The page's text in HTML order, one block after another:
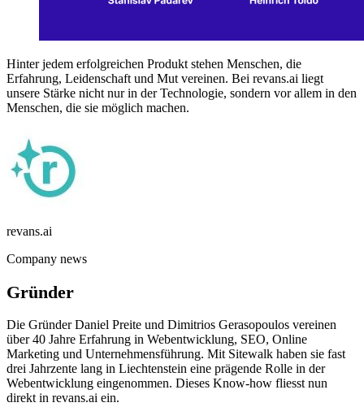
Hinter jedem erfolgreichen Produkt stehen Menschen, die
Erfahrung, Leidenschaft und Mut vereinen. Bei revans.ai liegt
unsere Stärke nicht nur in der Technologie, sondern vor allem in den
Menschen, die sie möglich machen.
revans.ai
Company news
Gründer
Die Gründer Daniel Preite und Dimitrios Gerasopoulos vereinen
über 40 Jahre Erfahrung in Webentwicklung, SEO, Online
Marketing und Unternehmensführung. Mit Sitewalk haben sie fast
drei Jahrzente lang in Liechtenstein eine prägende Rolle in der
Webentwicklung eingenommen. Dieses Know-how fliesst nun
direkt in revans.ai ein.